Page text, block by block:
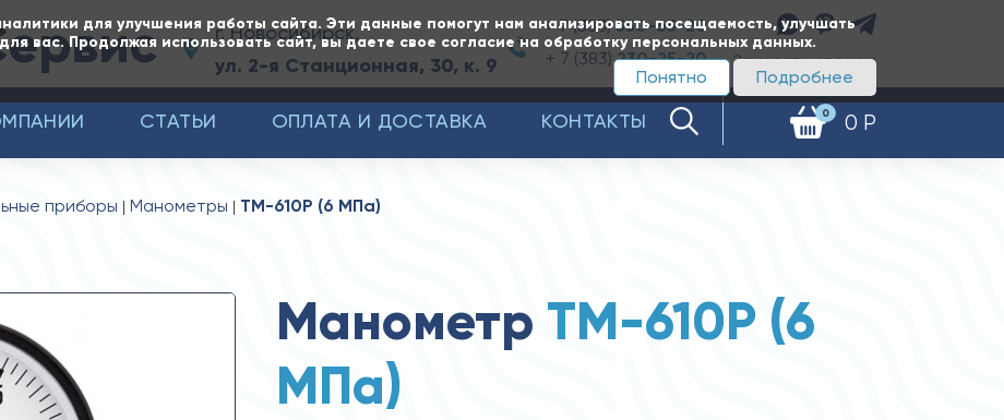
для улучшения работы сайта. Эти данные помогут нам анализировать посещаемость, улучшать
вас. Продолжая использовать сайт, вы даете свое согласие на обработку персональных данных.
Подробнее
Понятно
г. Новосибирск,
ул. 2-я Станционная, 30, к. 9
+ 7 (383)350-65-20
+ 7 (383)230-25-20 Заказать звонок
0 0 Р
СТАТЬИ ОПЛАТА И ДОСТАВКА КОНТАКТЫ
приборы Манометры ТМ-610Р (6 MПa)
Манометр ТМ-610Р (6
MПa)